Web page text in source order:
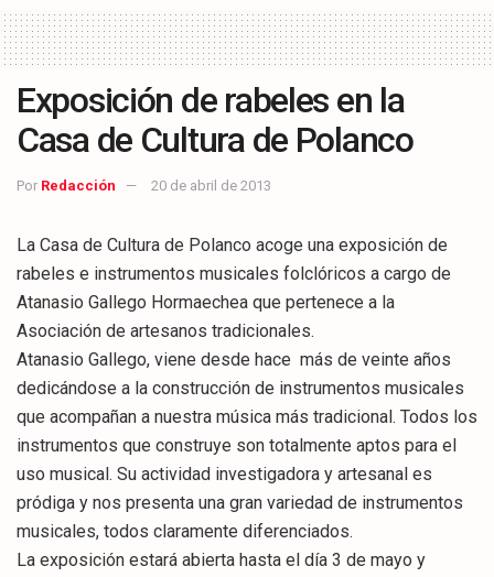
Exposición de rabeles en la
Casa de Cultura de Polanco
Por Redacción 20 de abril de 2013
La Casa de Cultura de Polanco acoge una exposición de
rabeles e instrumentos musicales folclóricos a cargo de
Atanasio Gallego Hormaechea que pertenece a la
Asociación de artesanos tradicionales.
Atanasio Gallego, viene desde hace más de veinte años
dedicándose a la construcción de instrumentos musicales
que acompañan a nuestra música más tradicional. Todos los
instrumentos que construye son totalmente aptos para el
uso musical. Su actividad investigadora y artesanal es
pródiga y nos presenta una gran variedad de instrumentos
musicales, todos claramente diferenciados.
La exposición estará abierta hasta el día 3 de mayo y